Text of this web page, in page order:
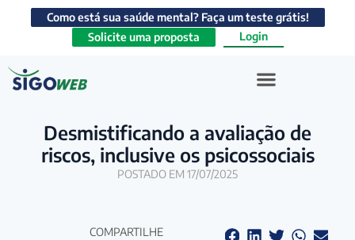
Como está sua saúde mental? Faça um teste grátis!
Solicite uma proposta
Login
Desmistificando a avaliação de
riscos, inclusive os psicossociais
POSTADO EM 17/07/2025
COMPARTILHE